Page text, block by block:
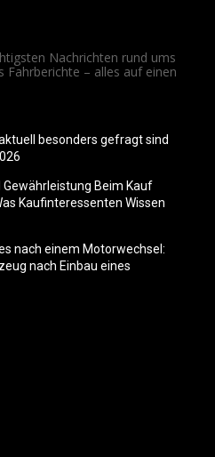
Nachrichten rund ums
– alles auf einen
besonders gefragt sind
Gewährleistung Beim Kauf
Kaufinteressenten Wissen
nach einem Motorwechsel:
nach Einbau eines